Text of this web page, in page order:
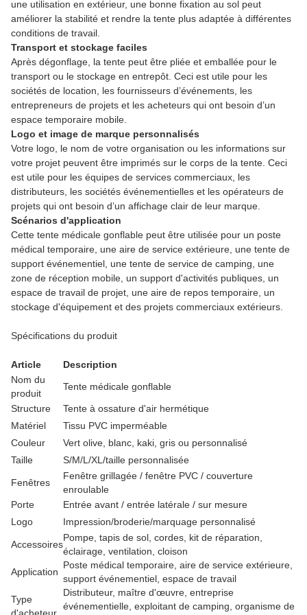
une utilisation en extérieur, une bonne fixation au sol peut
améliorer la stabilité et rendre la tente plus adaptée à différentes
conditions de travail.
Transport et stockage faciles
Après dégonflage, la tente peut être pliée et emballée pour le
transport ou le stockage en entrepôt. Ceci est utile pour les
sociétés de location, les fournisseurs d’événements, les
entrepreneurs de projets et les acheteurs qui ont besoin d’un
espace temporaire mobile.
Logo et image de marque personnalisés
Votre logo, le nom de votre organisation ou les informations sur
votre projet peuvent être imprimés sur le corps de la tente. Ceci
est utile pour les équipes de services commerciaux, les
distributeurs, les sociétés événementielles et les opérateurs de
projets qui ont besoin d’un affichage clair de leur marque.
Scénarios d'application
Cette tente médicale gonflable peut être utilisée pour un poste
médical temporaire, une aire de service extérieure, une tente de
support événementiel, une tente de service de camping, une
zone de réception mobile, un support d'activités publiques, un
espace de travail de projet, une aire de repos temporaire, un
stockage d'équipement et des projets commerciaux extérieurs.
Spécifications du produit
Article
Description
Nom du
produit
Tente médicale gonflable
Structure
Tente à ossature d'air hermétique
Matériel
Tissu PVC imperméable
Couleur
Vert olive, blanc, kaki, gris ou personnalisé
Taille
S/M/L/XL/taille personnalisée
Fenêtres
Fenêtre grillagée / fenêtre PVC / couverture
enroulable
Porte
Entrée avant / entrée latérale / sur mesure
Logo
Impression/broderie/marquage personnalisé
Accessoires
Pompe, tapis de sol, cordes, kit de réparation,
éclairage, ventilation, cloison
Application
Poste médical temporaire, aire de service extérieure,
support événementiel, espace de travail
Type
Distributeur, maître d'œuvre, entreprise
événementielle, exploitant de camping, organisme de